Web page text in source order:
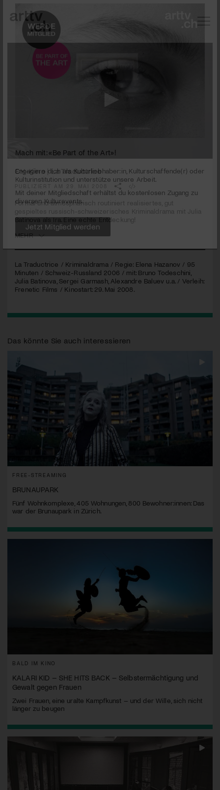
seconds
minute,
17
seconds
CH-Kino | La Traductrice
PUBLIZIERT AM 29. MAI 2008
Formal und atmosphärisch routiniert realisiertes, gut
gespieltes russisch-schweizerisches Kriminaldrama mit Julia
Batinova als Ira. Eine echte Entdeckung!
MEHR
La Traductrice / Kriminaldrama / Regie: Elena Hazanov / 95
Minuten / Schweiz-Russland 2006 / mit: Bruno Todeschini,
Julia Batinova, Sergei Garmash, Alexandre Baluev u.a. / Verleih:
Frenetic Films / Kinostart: 29. Mai 2008.
Das könnte Sie auch interessieren
FREE-STREAMING
BRUNAUPARK
Fünf Wohnkomplexe, 405 Wohnungen, 800 Bewohner:innen: Das
war der Brunaupark in Zürich.
BALD IM KINO
KALARI KID – SHE HITS BACK – Selbstermächtigung und
Gewalt gegen Frauen
Zwei Frauen, eine uralte Kampfkunst – und der Wille, sich nicht
länger zu beugen
Mach mit: «Be Part of the Art»!
Engagiere dich als Kulturliebhaber:in, Kulturschaffende(r) oder
Kulturinstitution und unterstütze unsere Arbeit.
Mit deiner Mitgliedschaft erhältst du kostenlosen Zugang zu
diversen Kulturevents.